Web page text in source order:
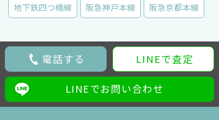
地下鉄四つ橋線 阪急神戸本線 阪急京都本線
電話する LINEで査定
LINEでお問い合わせ